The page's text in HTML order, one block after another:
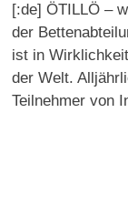
[:de] ÖTILLÖ –
der
ist in
der Welt.
Teilnehmer von